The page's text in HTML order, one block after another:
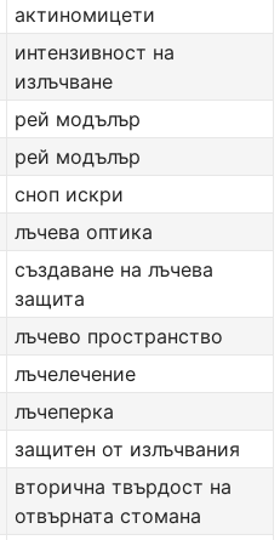
актиномицети
интензивност на
излъчване
рей модълър
рей модълър
сноп искри
лъчева оптика
създаване на лъчева
защита
лъчево пространство
лъчелечение
лъчеперка
защитен от излъчвания
вторична твърдост на
отвърната стомана